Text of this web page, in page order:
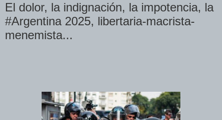
El dolor, la indignación, la impotencia, la
#Argentina 2025, libertaria-macrista-
menemista...